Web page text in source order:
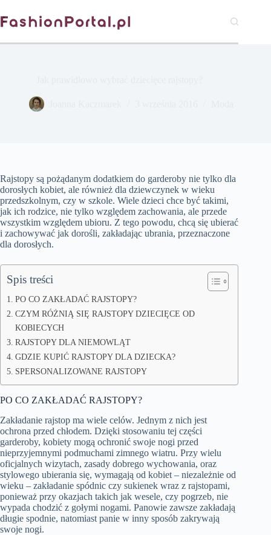
do
treści
Rajstopy są pożądanym dodatkiem do garderoby nie tylko dla
dorosłych kobiet, ale również dla dziewczynek w wieku
przedszkolnym, czy w szkole. Wiele dzieci chce być takimi,
jak ich rodzice, nie tylko względem zachowania, ale przede
wszystkim względem ubioru. Z tego powodu, chcą się ubierać
i zachowywać jak dorośli, zakładając ubrania, przeznaczone
dla dorosłych.
Spis treści
PO CO ZAKŁADAĆ RAJSTOPY?
CZYM RÓŻNIĄ SIĘ RAJSTOPY DZIECIĘCE OD
KOBIECYCH
RAJSTOPY DLA NIEMOWLĄT
GDZIE KUPIĆ RAJSTOPY DLA DZIECKA?
SPERSONALIZOWANE RAJSTOPY
PO CO ZAKŁADAĆ RAJSTOPY?
Zakładanie rajstop ma wiele celów. Jednym z nich jest
ochrona przed chłodem. Dzięki stosowaniu tej części
garderoby, kobiety mogą ochronić swoje nogi przed
nieprzyjemnymi podmuchami zimnego wiatru. Przy wielu
oficjalnych wizytach, zasady dobrego wychowania, oraz
stylowego ubierania się, wymagają od kobiet – niezależnie od
wieku – zakładanie spódnic czy sukienek wraz z rajstopami,
ponieważ przy okazjach takich jak wesele, czy pogrzeb, nie
wypada chodzić z gołymi nogami. Panowie zawsze zakładają
długie spodnie, natomiast panie w inny sposób zakrywają
swoje nogi.